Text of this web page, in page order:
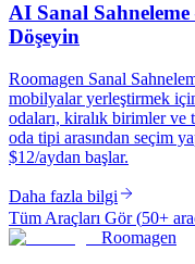
AI Sanal
Döşeyin
Roomagen Sanal
mobilyalar yerleştirmek
odaları, kiralık birimler ve
oda tipi arasından seçim
$12/aydan başlar.
Daha fazla bilgi
Tüm Araçları Gör(50+
Roomagen